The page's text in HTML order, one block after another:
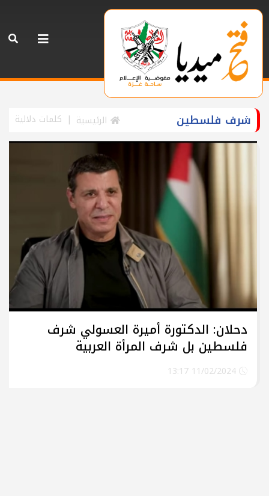
شرف فلسطين الرئيسية كلمات دلالية
دحلان: الدكتورة أميرة العسولي شرف
فلسطين بل شرف المرأة العربية
بشجاعتها وتضحيتها واقدامها البطولي